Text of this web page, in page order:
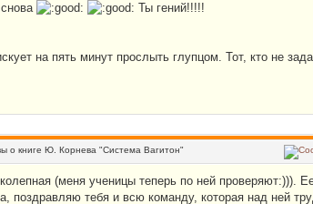
Ты гений!!!!!
на пять минут прослыть глупцом. Тот, кто не
о книге Ю. Корнева "Система Вагитон"
(меня ученицы теперь по ней проверяют:))).
тебя и всю команду, которая над ней